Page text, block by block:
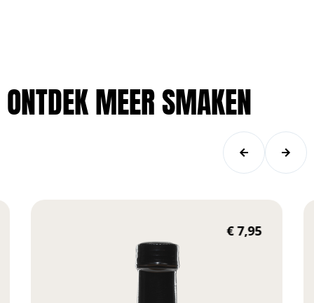
ONTDEK MEER SMAKEN
€7,95